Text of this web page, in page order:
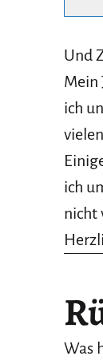
Und
Mein
ich
ich
nicht
Was